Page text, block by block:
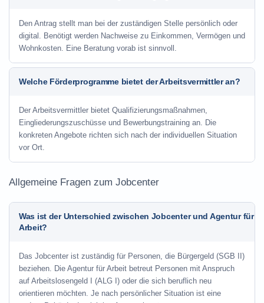
Den Antrag stellt man bei der zuständigen Stelle persönlich oder
digital. Benötigt werden Nachweise zu Einkommen, Vermögen und
Wohnkosten. Eine Beratung vorab ist sinnvoll.
Welche Förderprogramme bietet der Arbeitsvermittler an?
Der Arbeitsvermittler bietet Qualifizierungsmaßnahmen,
Eingliederungszuschüsse und Bewerbungstraining an. Die
konkreten Angebote richten sich nach der individuellen Situation
vor Ort.
Allgemeine Fragen zum Jobcenter
Was ist der Unterschied zwischen Jobcenter und Agentur für
Arbeit?
Das Jobcenter ist zuständig für Personen, die Bürgergeld (SGB II)
beziehen. Die Agentur für Arbeit betreut Personen mit Anspruch
auf Arbeitslosengeld I (ALG I) oder die sich beruflich neu
orientieren möchten. Je nach persönlicher Situation ist eine